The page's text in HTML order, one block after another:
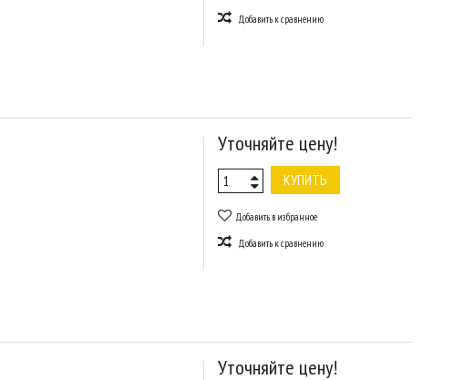
Добавить к сравнению
Уточняйте цену!
КУПИТЬ
Добавить в избранное
Добавить к сравнению
Уточняйте цену!